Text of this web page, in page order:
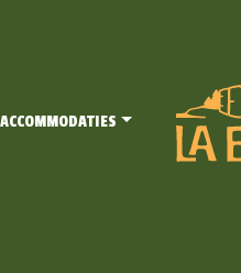
ACCOMMODATIES